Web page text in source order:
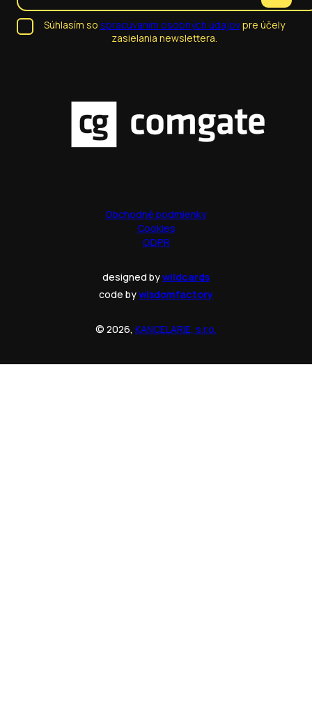
Súhlasím so spracúvaním osobných údajovpre účely
zasielania newslettera.
Obchodné podmienky
Cookies
GDPR
designed bywildcards
code bywisdomfactory
© 2026, KANCELARIE, s.r.o.